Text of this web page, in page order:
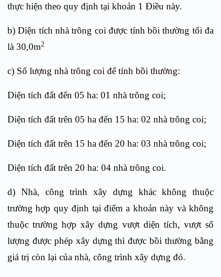
thực hiện theo quy định tại khoản 1 Điều này.
b)Diện tích nhà trông coi được tính bồi thường tối đa
là 30,0m2
c) Số lượng nhà trông coi để tính bồi thường:
Diện tích đất đến 05 ha: 01 nhà trông coi;
Diện tích đất trên 05 ha đến 15 ha: 02 nhà trông coi;
Diện tích đất trên 15 ha đến 20 ha: 03 nhà trông coi;
Diện tích đất trên 20 ha: 04 nhà trông coi.
d) Nhà, công trình xây dựng khác không thuộc
trường hợp quy định tại điểm a khoản này và không
thuộc trường hợp xây dựng vượt diện tích, vượt số
lượng được phép xây dựng thì được bồi thường bằng
giá trị còn lại của nhà, công trình xây dựng đó.